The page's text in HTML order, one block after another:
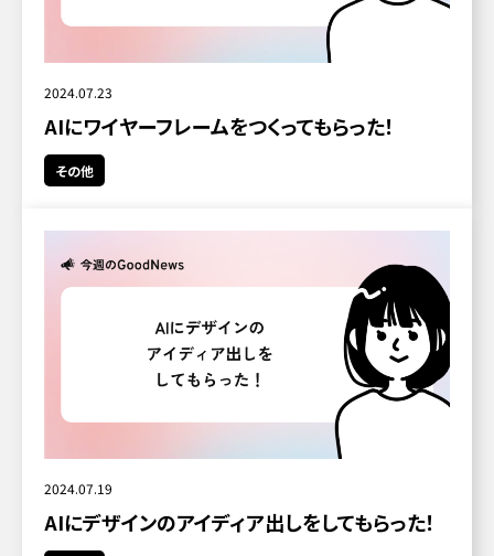
2024.07.23
AIにワイヤーフレームをつくってもらった！
その他
2024.07.19
AIにデザインのアイディア出しをしてもらった！